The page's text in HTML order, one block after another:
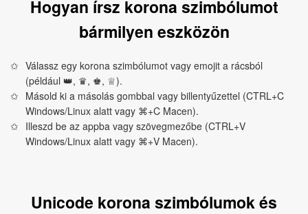
Hogyan írsz korona szimbólumot
bármilyen eszközön
Válassz egy korona szimbólumot vagy emojit a rácsból
(például 👑, ♛, ♚, ♕).
Másold ki a másolás gombbal vagy billentyűzettel (CTRL+C
Windows/Linux alatt vagy ⌘+C Macen).
Illeszd be az appba vagy szövegmezőbe (CTRL+V
Windows/Linux alatt vagy ⌘+V Macen).
Unicode korona szimbólumok és